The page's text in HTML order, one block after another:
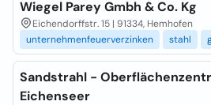
Wiegel Parey Gmbh & Co. Kg
Eichendorffstr. 15 | 91334, Hemhofen
unternehmenfeuerverzinken
stahl
Sandstrahl -
Eichenseer